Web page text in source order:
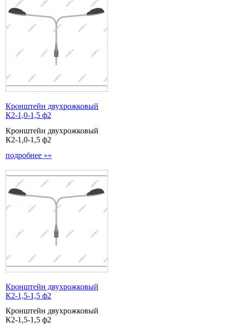
Кронштейн двухрожковый
К2-1,0-1,5 ф2
Кронштейн двухрожковый
К2-1,0-1,5 ф2
подробнее »»
Кронштейн двухрожковый
К2-1,5-1,5 ф2
Кронштейн двухрожковый
К2-1,5-1,5 ф2